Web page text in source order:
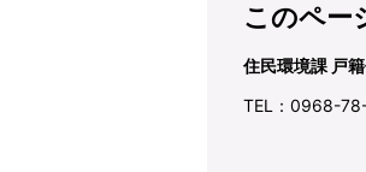
このペー
住民環境課 戸
TEL：0968-